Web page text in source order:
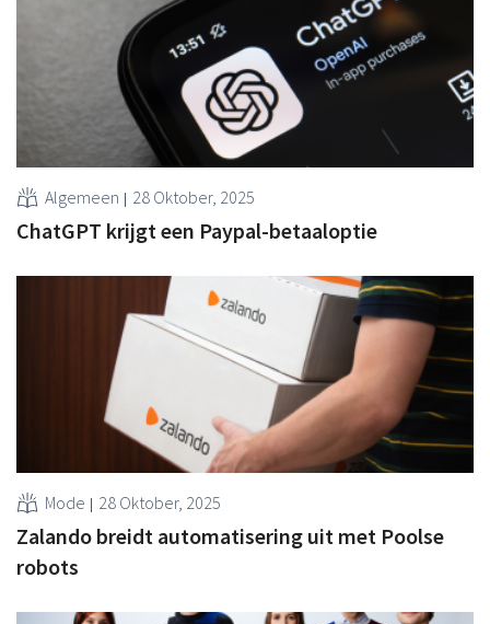
Algemeen 28 Oktober, 2025
ChatGPT krijgt een Paypal-betaaloptie
Mode 28 Oktober, 2025
Zalando breidt automatisering uit met Poolse
robots